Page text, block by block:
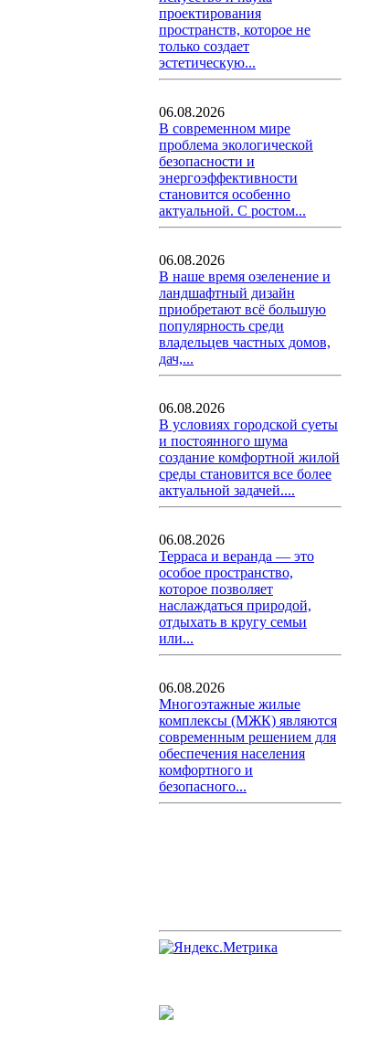
проектирования
пространств, которое не
только создает
эстетическую...
06.08.2026
В современном мире
проблема экологической
безопасности и
энергоэффективности
становится особенно
актуальной. С ростом...
06.08.2026
В наше время озеленение и
ландшафтный дизайн
приобретают всё большую
популярность среди
владельцев частных домов,
дач,...
06.08.2026
В условиях городской суеты
и постоянного шума
создание комфортной жилой
среды становится все более
актуальной задачей....
06.08.2026
Терраса и веранда — это
особое пространство,
которое позволяет
наслаждаться природой,
отдыхать в кругу семьи
или...
06.08.2026
Многоэтажные жилые
комплексы (МЖК) являются
современным решением для
обеспечения населения
комфортного и
безопасного...